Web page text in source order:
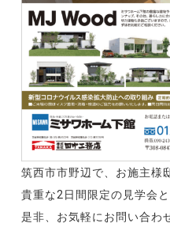
筑西市市野辺で、お施主様
貴重な2日間限定の見学会と
是非、お気軽にお問い合わ